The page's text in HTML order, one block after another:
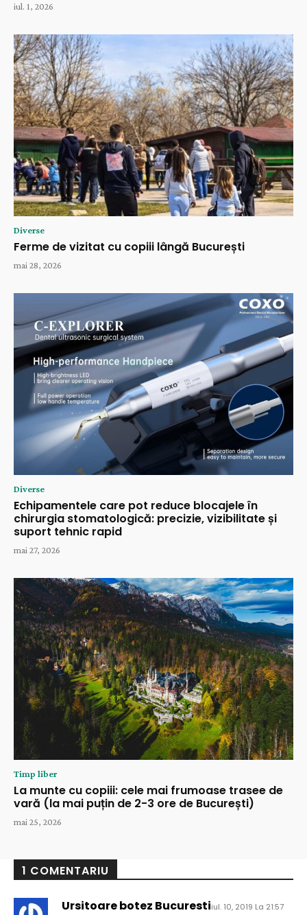
iul. 1, 2026
Diverse
Ferme de vizitat cu copiii lângă București
mai 28, 2026
Diverse
Echipamentele care pot reduce blocajele în
chirurgia stomatologică: precizie, vizibilitate și
suport tehnic rapid
mai 27, 2026
Timp liber
La munte cu copiii: cele mai frumoase trasee de
vară (la mai puțin de 2-3 ore de București)
mai 25, 2026
1 COMENTARIU
Ursitoare botez Bucurestiiul. 10, 2019 La 21:57